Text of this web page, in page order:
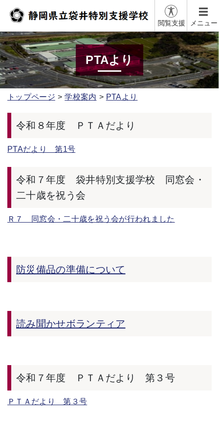
閲覧支援 メニュー
PTAより
トップページ 学校案内 PTAより
令和８年度 ＰＴＡだより
PTAだより 第1号
令和７年度 袋井特別支援学校 同窓会・
二十歳を祝う会
Ｒ７ 同窓会・二十歳を祝う会が行われました
防災備品の準備について
読み聞かせボランティア
令和７年度 ＰＴＡだより 第３号
ＰＴＡだより 第３号